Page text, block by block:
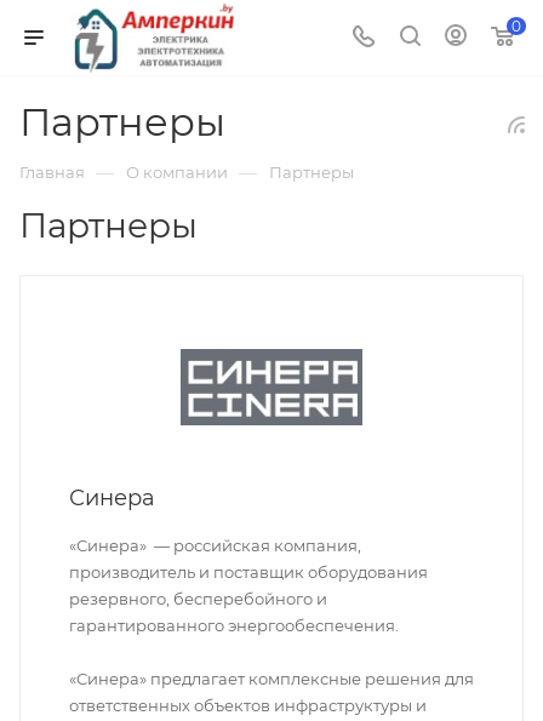
0
Партнеры
Главная — О компании — Партнеры
Партнеры
Синера
«Синера» — российская компания,
производитель и поставщик оборудования
резервного, бесперебойного и
гарантированного энергообеспечения.
«Синера» предлагает комплексные решения для
ответственных объектов инфраструктуры и